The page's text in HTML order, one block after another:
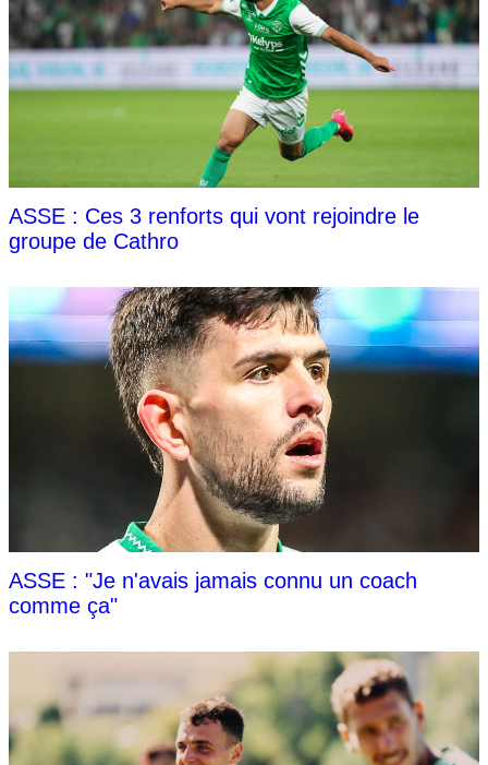
ASSE : Ces 3 renforts qui vont rejoindre le
groupe de Cathro
ASSE : "Je n'avais jamais connu un coach
comme ça"